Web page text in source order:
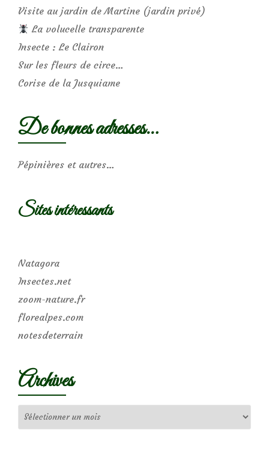
Visite au jardin de Martine (jardin privé)
La volucelle transparente
Insecte : Le Clairon
Sur les fleurs de circe…
Corise de la Jusquiame
De bonnes adresses…
Pépinières et autres…
Sites intéressants
Natagora
Insectes.net
zoom-nature.fr
florealpes.com
notesdeterrain
Archives